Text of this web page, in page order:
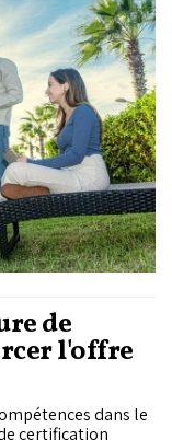
de
l'offre
dans le
certification